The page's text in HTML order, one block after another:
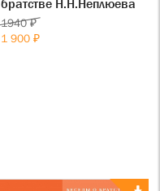
братстве Н.Н.Неплюева
1940 ₽
1 900 ₽